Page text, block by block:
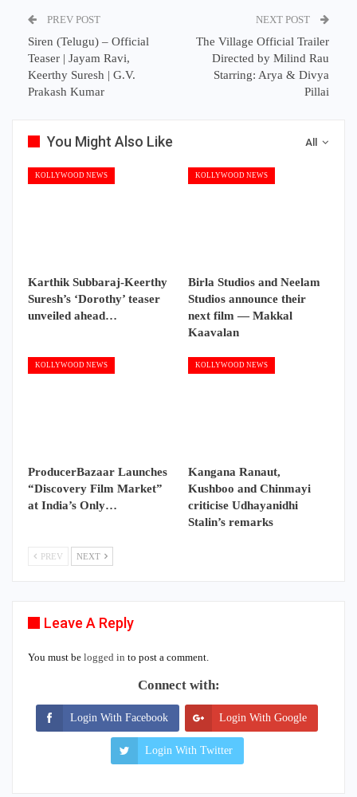
PREV POST
Siren (Telugu) – Official
Teaser | Jayam Ravi,
Keerthy Suresh | G.V.
Prakash Kumar
NEXT POST
The Village Official Trailer
Directed by Milind Rau
Starring: Arya & Divya
Pillai
All
You Might Also Like
KOLLYWOOD NEWS
Karthik Subbaraj-Keerthy
Suresh’s ‘Dorothy’ teaser
unveiled ahead…
KOLLYWOOD NEWS
Birla Studios and Neelam
Studios announce their
next film — Makkal
Kaavalan
KOLLYWOOD NEWS
ProducerBazaar Launches
“Discovery Film Market”
at India’s Only…
KOLLYWOOD NEWS
Kangana Ranaut,
Kushboo and Chinmayi
criticise Udhayanidhi
Stalin’s remarks
PREV NEXT
Leave A Reply
You must be logged in to post a comment.
Connect with:
Login With Facebook Login With Google
Login With Twitter